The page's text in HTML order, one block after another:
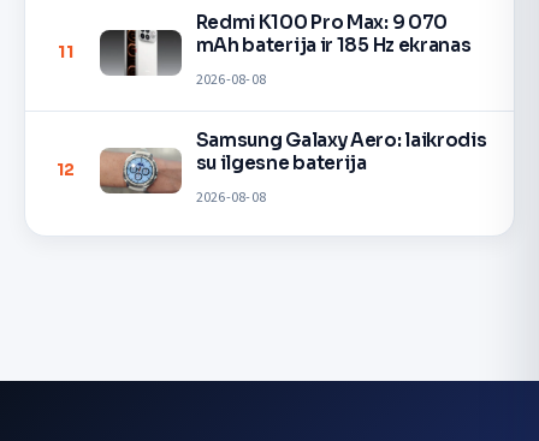
11
Redmi K100 Pro Max: 9 070
mAh baterija ir 185 Hz ekranas
2026-08-08
12
Samsung Galaxy Aero: laikrodis
su ilgesne baterija
2026-08-08